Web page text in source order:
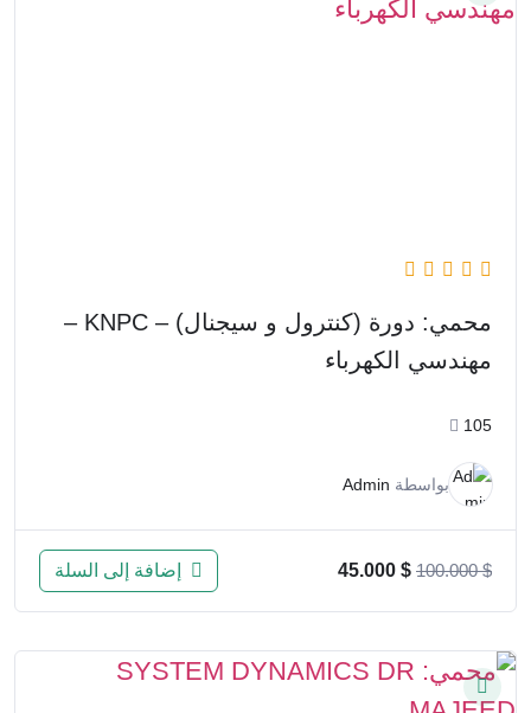
محمي: دورة (كنترول و سيجنال) – KNPC –
مهندسي الكهرباء
105
بواسطة Admin
100.000$
45.000 $ إضافة إلى السلة